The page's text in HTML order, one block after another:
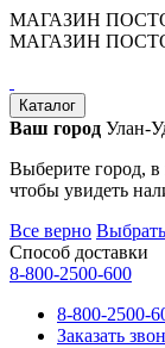
МАГАЗИН
МАГАЗИН
Каталог
Ваш город Улан-
Выберите город, в
чтобы увидеть
Все верно
Способ доставки
8-800-2500-600
8-800-2500-
Заказать